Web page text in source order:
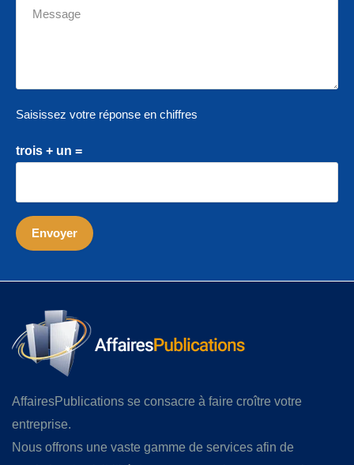
Saisissez votre réponse en chiffres
trois + un =
AffairesPublications se consacre à faire croître votre
entreprise.
Nous offrons une vaste gamme de services afin de